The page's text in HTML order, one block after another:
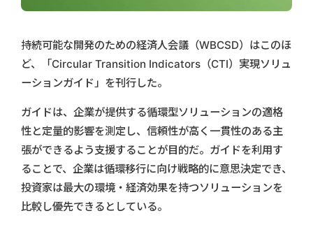
持続可能な開発のための経済人会議（WBCSD）はこのほ
ど、「Circular Transition Indicators（CTI）実現ソリュ
ーションガイド」を刊行した。
ガイドは、企業が提供する循環型ソリューションの適格
性と定量的影響を測定し、信頼性が高く一貫性のある主
張ができるよう支援することが目的だ。ガイドを利用す
ることで、企業は循環移行に向け戦略的に意思決定でき、
投資家は最大の環境・経済効果を持つソリューションを
比較し優先できるとしている。